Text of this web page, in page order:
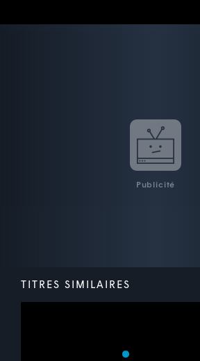
Publicité
TITRES SIMILAIRES